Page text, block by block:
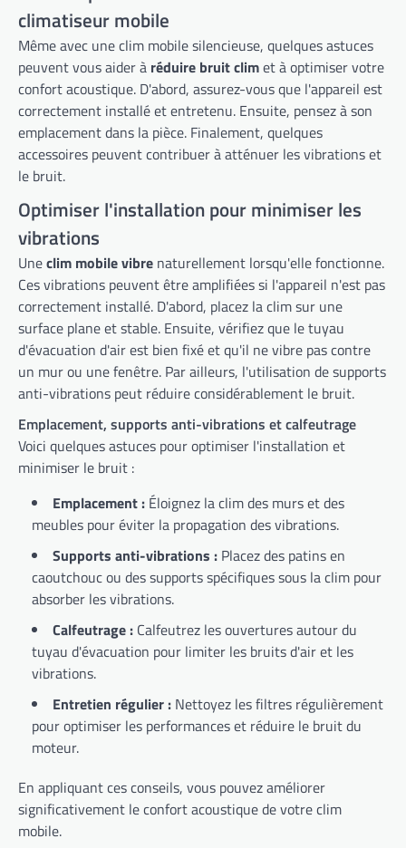
climatiseur mobile
Même avec une clim mobile silencieuse, quelques astuces
peuvent vous aider à réduire bruit climet à optimiser votre
confort acoustique. D'abord, assurez-vous que l'appareil est
correctement installé et entretenu. Ensuite, pensez à son
emplacement dans la pièce. Finalement, quelques
accessoires peuvent contribuer à atténuer les vibrations et
le bruit.
Optimiser l'installation pour minimiser les
vibrations
Uneclim mobile vibre naturellement lorsqu'elle fonctionne.
Ces vibrations peuvent être amplifiées si l'appareil n'est pas
correctement installé. D'abord, placez la clim sur une
surface plane et stable. Ensuite, vérifiez que le tuyau
d'évacuation d'air est bien fixé et qu'il ne vibre pas contre
un mur ou une fenêtre. Par ailleurs, l'utilisation de supports
anti-vibrations peut réduire considérablement le bruit.
Emplacement, supports anti-vibrations et calfeutrage
Voici quelques astuces pour optimiser l'installation et
minimiser le bruit :
Emplacement : Éloignez la clim des murs et des
meubles pour éviter la propagation des vibrations.
Supports anti-vibrations : Placez des patins en
caoutchouc ou des supports spécifiques sous la clim pour
absorber les vibrations.
Calfeutrage : Calfeutrez les ouvertures autour du
tuyau d'évacuation pour limiter les bruits d'air et les
vibrations.
Entretien régulier : Nettoyez les filtres régulièrement
pour optimiser les performances et réduire le bruit du
moteur.
En appliquant ces conseils, vous pouvez améliorer
significativement le confort acoustique de votre clim
mobile.